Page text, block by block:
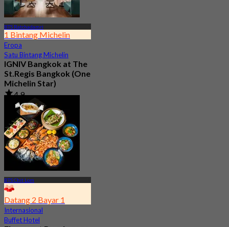
BTS Ratchadamri
1 Bintang Michelin
Eropa
Satu Bintang Michelin
IGNIV Bangkok at The
St.Regis Bangkok (One
Michelin Star)
4.9
662 telah dipesan
Dari฿ 2,900
BTS Chit Lom
Datang 2 Bayar 1
Internasional
Buffet Hotel